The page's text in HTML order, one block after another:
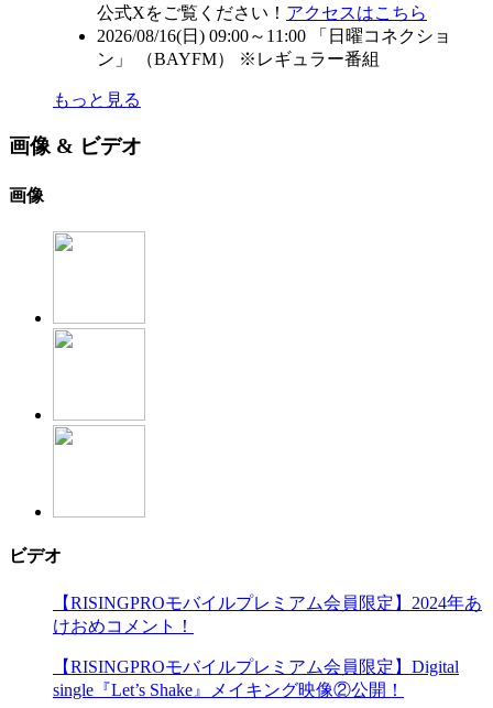
公式Xをご覧ください！ アクセスはこちら
2026/08/16(日) 09:00～11:00 「日曜コネクショ
ン」 （BAYFM） ※レギュラー番組
もっと見る
画像 & ビデオ
画像
ビデオ
【RISINGPROモバイルプレミアム会員限定】2024年あ
けおめコメント！
【RISINGPROモバイルプレミアム会員限定】Digital
single『Let’s Shake』メイキング映像②公開！